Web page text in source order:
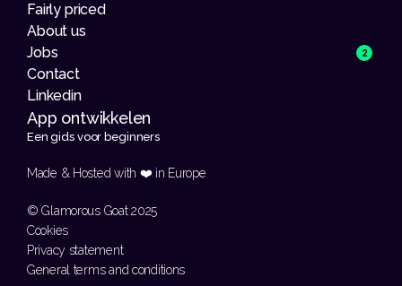
Fairly priced
About us
Jobs
2
Contact
Linkedin
Een gids voor beginners
Made & Hosted with ❤️ in Europe
© Glamorous Goat 2025
Cookies
Privacy statement
General terms and conditions